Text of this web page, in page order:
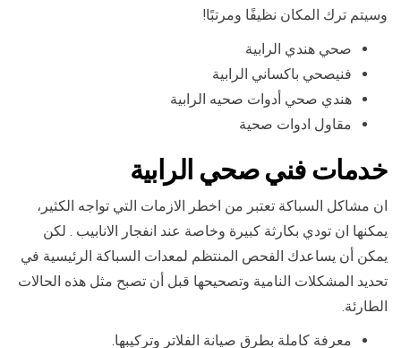
وسيتم ترك المكان نظيفًا ومرتبًا!
صحي هندي الرابية
فنيصحي باكساني الرابية
هندي صحي أدوات صحيه الرابية
مقاول ادوات صحية
خدمات فني صحي الرابية
ان مشاكل السباكة تعتبر من اخطر الازمات التي تواجه الكثير،
يمكنها ان تودي بكارثة كبيرة وخاصة عند انفجار الانابيب . لكن
يمكن أن يساعدك الفحص المنتظم لمعدات السباكة الرئيسية في
تحديد المشكلات النامية وتصحيحها قبل أن تصبح مثل هذه الحالات
الطارئة.
معرفة كاملة بطرق صيانة الفلاتر وتركيبها.